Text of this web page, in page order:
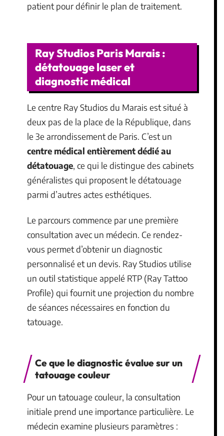
patient pour définir le plan de traitement.
Ray Studios Paris Marais :
détatouage laser et
diagnostic médical
Le centre Ray Studios du Marais est situé à
deux pas de la place de la République, dans
le 3e arrondissement de Paris. C’est un
centre médical entièrement dédié au
détatouage, ce qui le distingue des cabinets
généralistes qui proposent le détatouage
parmi d’autres actes esthétiques.
Le parcours commence par une première
consultation avec un médecin. Ce rendez-
vous permet d’obtenir un diagnostic
personnalisé et un devis. Ray Studios utilise
un outil statistique appelé RTP (Ray Tattoo
Profile) qui fournit une projection du nombre
de séances nécessaires en fonction du
tatouage.
Ce que le diagnostic évalue sur un
tatouage couleur
Pour un tatouage couleur, la consultation
initiale prend une importance particulière. Le
médecin examine plusieurs paramètres :